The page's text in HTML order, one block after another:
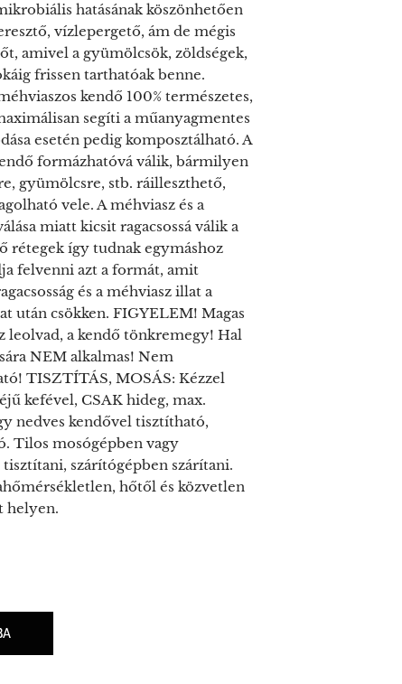
hatásának köszönhetően
vízlepergető, ám de mégis
amivel a gyümölcsök, zöldségek,
frissen tarthatóak benne.
kendő 100% természetes,
segíti a műanyagmentes
esetén pedig komposztálható. A
formázhatóvá válik, bármilyen
gyümölcsre, stb. ráilleszthető,
vele. A méhviasz és a
miatt kicsit ragacsossá válik a
rétegek így tudnak egymáshoz
felvenni azt a formát, amit
és a méhviasz illat a
után csökken. FIGYELEM! Magas
leolvad, a kendő tönkremegy! Hal
NEM alkalmas! Nem
TISZTÍTÁS, MOSÁS: Kézzel
kefével, CSAK hideg, max.
nedves kendővel tisztítható,
Tilos mosógépben vagy
szárítógépben szárítani.
hőtől és közvetlen
helyen.